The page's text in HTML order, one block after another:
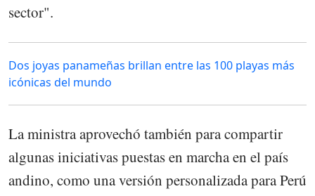
sector".
Dos joyas panameñas brillan entre las 100 playas más
icónicas del mundo
La ministra aprovechó también para compartir
algunas iniciativas puestas en marcha en el país
andino, como una versión personalizada para Perú